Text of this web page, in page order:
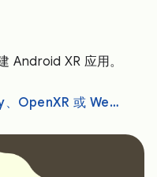
Android XR 应用。
使用 Jetpack XR SDK、Unity、OpenXR 或 WebXR 进行开发